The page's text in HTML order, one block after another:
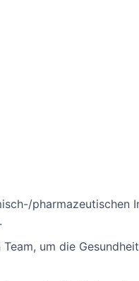
pharmazeutischen
um die